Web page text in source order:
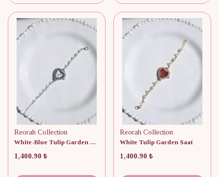
Reorah Collection
White-Blue Tulip Garden Saat
1,400.90 ₺
Reorah Collection
White Tulip Garden Saat
1,400.90 ₺